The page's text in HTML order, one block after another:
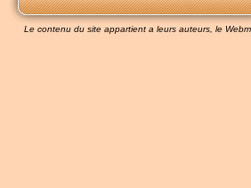
Le contenu du site appartient a leurs auteurs, le